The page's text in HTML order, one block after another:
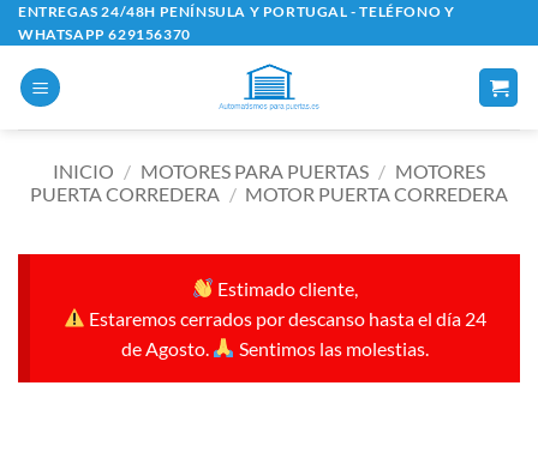
Saltar
al
contenido
ENTREGAS 24/48H PENÍNSULA Y PORTUGAL - TELÉFONO Y
WHATSAPP 629156370
INICIO / MOTORES PARA PUERTAS / MOTORES
PUERTA CORREDERA / MOTOR PUERTA CORREDERA
Estimado cliente,
Estaremos cerrados por descanso hasta el día 24
de Agosto.
Sentimos las molestias.